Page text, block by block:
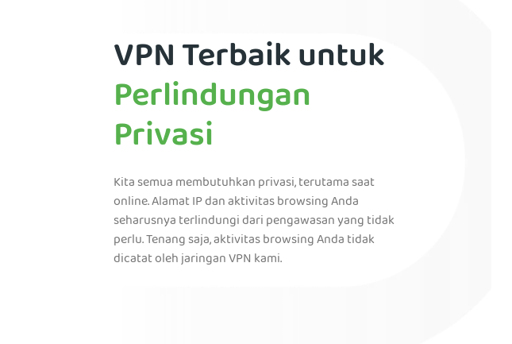
VPN Terbaik untuk
Perlindungan
Privasi
Kita semua membutuhkan privasi, terutama saat
online. Alamat IP dan aktivitas browsing Anda
seharusnya terlindungi dari pengawasan yang tidak
perlu. Tenang saja, aktivitas browsing Anda tidak
dicatat oleh jaringan VPN kami.